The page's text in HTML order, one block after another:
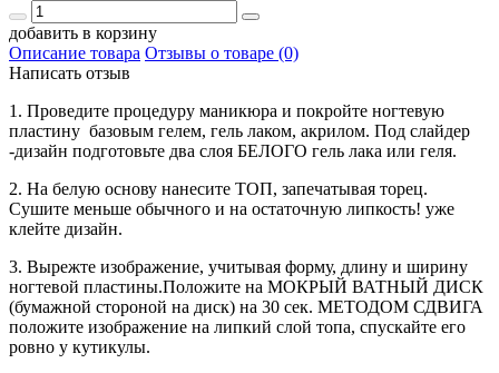
добавить в корзину
Описание товара Отзывы о товаре (0)
Написать отзыв
1. Проведите процедуру маникюра и покройте ногтевую
пластину базовым гелем, гель лаком, акрилом. Под слайдер
-дизайн подготовьте два слоя БЕЛОГО гель лака или геля.
2. На белую основу нанесите ТОП, запечатывая торец.
Сушите меньше обычного и на остаточную липкость! уже
клейте дизайн.
3. Вырежте изображение, учитывая форму, длину и ширину
ногтевой пластины.Положите на МОКРЫЙ ВАТНЫЙ ДИСК
(бумажной стороной на диск) на 30 сек. МЕТОДОМ СДВИГА
положите изображение на липкий слой топа, спускайте его
ровно у кутикулы.